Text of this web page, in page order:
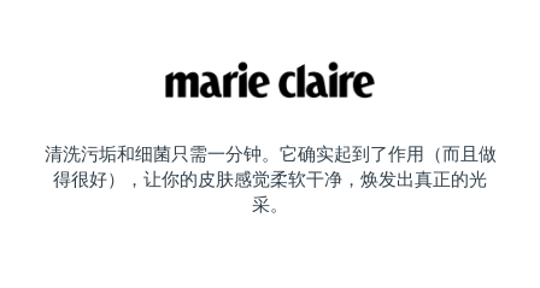
清洗污垢和细菌只需一分钟。它确实起到了作用（而且做
得很好），让你的皮肤感觉柔软干净，焕发出真正的光
采。